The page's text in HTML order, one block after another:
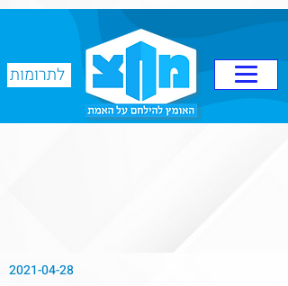
לתרומות
2021-04-28